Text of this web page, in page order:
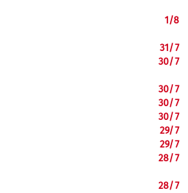
1/8
31/7
30/7
30/7
30/7
30/7
29/7
29/7
28/7
28/7